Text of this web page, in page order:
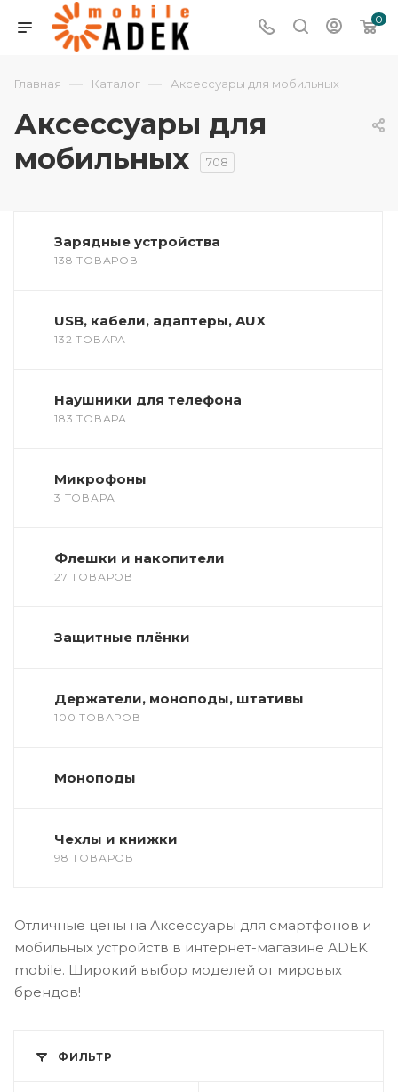
0
Главная — Каталог — Аксессуары для мобильных
Аксессуары для
мобильных
708
Зарядные устройства
138 ТОВАРОВ
USB, кабели, адаптеры, AUX
132 ТОВАРА
Наушники для телефона
183 ТОВАРА
Микрофоны
3 ТОВАРА
Флешки и накопители
27 ТОВАРОВ
Защитные плёнки
Держатели, моноподы, штативы
100 ТОВАРОВ
Моноподы
Чехлы и книжки
98 ТОВАРОВ
Отличные цены на Аксессуары для смартфонов и
мобильных устройств в интернет-магазине ADEK
mobile. Широкий выбор моделей от мировых
брендов!
ФИЛЬТР